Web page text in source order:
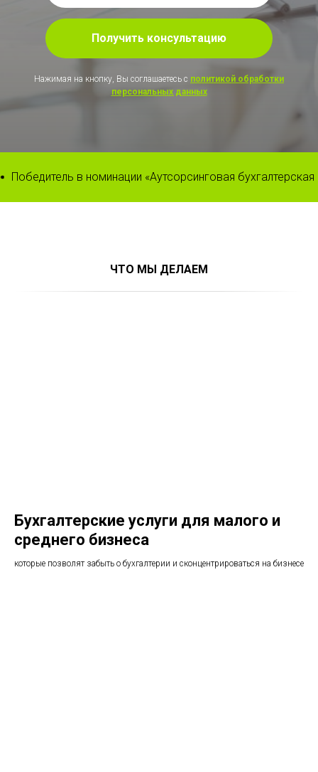
Получить консультацию
Нажимая на кнопку, Вы соглашаетесь с политикой обработки
персональных данных
в номинации «Аутсорсинговая бухгалтерская
ЧТО МЫ ДЕЛАЕМ
Бухгалтерские услуги для малого и
среднего бизнеса
которые позволят забыть о бухгалтерии и сконцентрироваться на бизнесе